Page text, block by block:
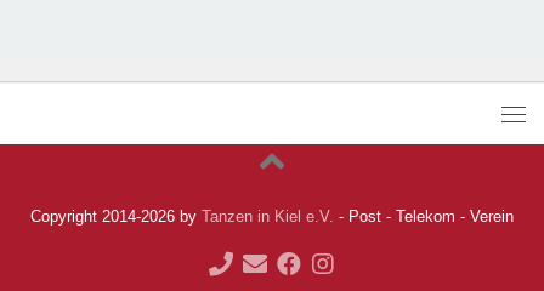
Copyright 2014-2026 by Tanzen in Kiel e.V. - Post - Telekom - Verein